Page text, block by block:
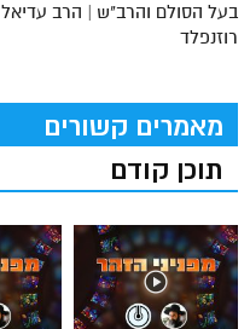
בעל הסולם והרב"ש | הרב עדיאל
רוזנפלד
מאמרים קשורים
תוכן קודם